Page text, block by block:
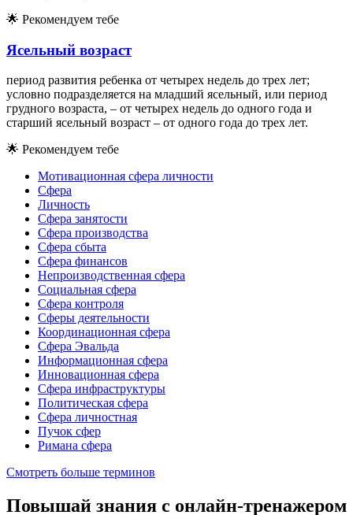
🌟 Рекомендуем тебе
Ясельный возраст
период развития ребенка от четырех недель до трех лет;
условно подразделяется на младший ясельный, или период
грудного возраста, – от четырех недель до одного года и
старший ясельный возраст – от одного года до трех лет.
🌟 Рекомендуем тебе
Мотивационная сфера личности
Сфера
Личность
Сфера занятости
Сфера производства
Сфера сбыта
Сфера финансов
Непроизводственная сфера
Социальная сфера
Сфера контроля
Сферы деятельности
Координационная сфера
Сфера Эвальда
Информационная сфера
Инновационная сфера
Сфера инфраструктуры
Политическая сфера
Сфера личностная
Пучок сфер
Римана сфера
Смотреть больше терминов
Повышай знания с онлайн-тренажером